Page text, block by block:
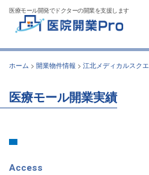
医療モール開発でドクターの開業を支援します
ホーム > 開業物件情報 > 江北メディカルスク
医療モール開業実績
Access